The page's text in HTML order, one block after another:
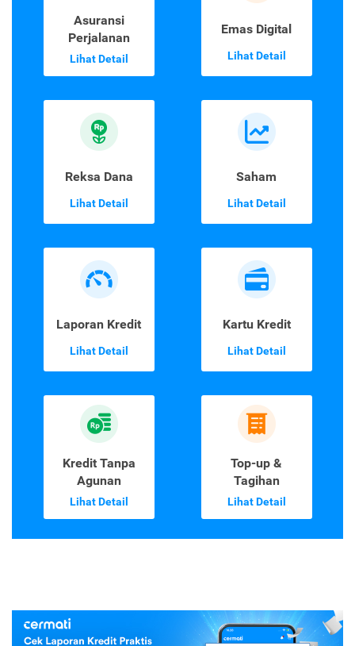
Asuransi
Perjalanan
Lihat Detail
Emas Digital
Lihat Detail
Reksa Dana
Lihat Detail
Saham
Lihat Detail
Laporan Kredit
Lihat Detail
Kartu Kredit
Lihat Detail
Kredit Tanpa
Agunan
Lihat Detail
Top-up &
Tagihan
Lihat Detail